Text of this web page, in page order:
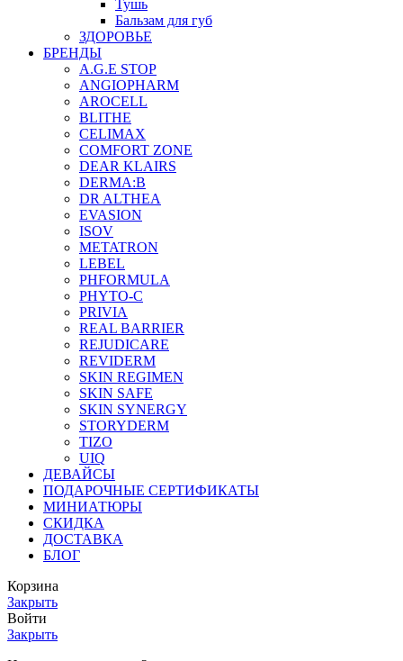
Тушь
Бальзам для губ
ЗДОРОВЬЕ
БРЕНДЫ
A.G.E STOP
ANGIOPHARM
AROCELL
BLITHE
CELIMAX
COMFORT ZONE
DEAR KLAIRS
DERMA:B
DR ALTHEA
EVASION
ISOV
METATRON
LEBEL
PHFORMULA
PHYTO-C
PRIVIA
REAL BARRIER
REJUDICARE
REVIDERM
SKIN REGIMEN
SKIN SAFE
SKIN SYNERGY
STORYDERM
TIZO
UIQ
ДЕВАЙСЫ
ПОДАРОЧНЫЕ СЕРТИФИКАТЫ
МИНИАТЮРЫ
СКИДКА
ДОСТАВКА
БЛОГ
Корзина
Закрыть
Войти
Закрыть